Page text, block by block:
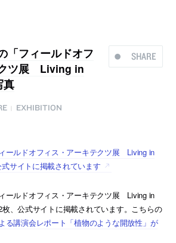
SHARE
「フィールドオフ
ツ展 Living in
真
EXHIBITION
ールドオフィス・アーキテクツ展 Living in
サイトに掲載されています
ールドオフィス・アーキテクツ展 Living in
、公式サイトに掲載されています。こちらの
る講演会レポート「植物のような開放性」が